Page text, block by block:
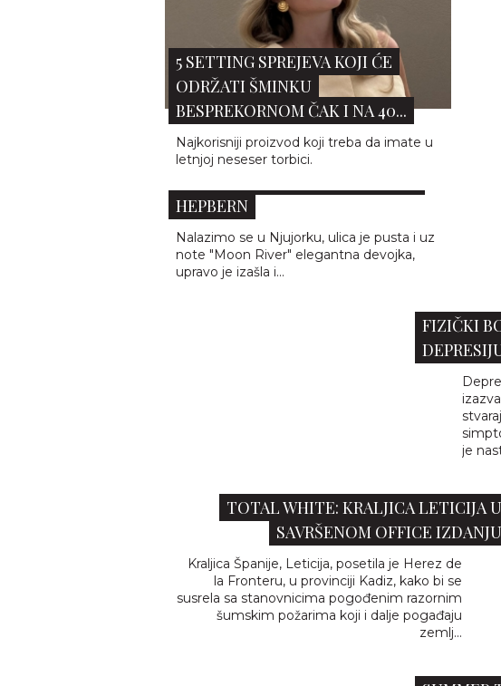
5 SETTING SPREJEVA KOJI ĆE
ODRŽATI ŠMINKU
BESPREKORNOM ČAK I NA 40...
Najkorisniji proizvod koji treba da imate u
letnjoj neseser torbici.
KULTNI MODELI SUNČANIH
HEPBERN
Nalazimo se u Njujorku, ulica je pusta i uz
note "Moon River" elegantna devojka,
upravo je izašla i...
FIZIČKI
je
TOTAL WHITE: KRALJICA LETICIJA U
SAVRŠENOM OFFICE IZDANJU
Kraljica Španije, Leticija, posetila je Herez de
la Fronteru, u provinciji Kadiz, kako bi se
susrela sa stanovnicima pogođenim razornim
šumskim požarima koji i dalje pogađaju
zemlj...